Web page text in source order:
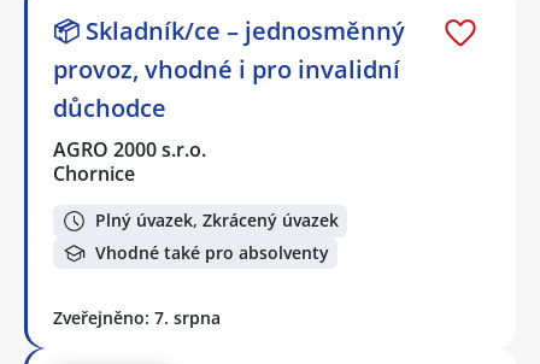
📦 Skladník/ce – jednosměnný
provoz, vhodné i pro invalidní
důchodce
AGRO 2000 s.r.o.
Chornice
Plný úvazek, Zkrácený úvazek
Vhodné také pro absolventy
Zveřejněno: 7. srpna